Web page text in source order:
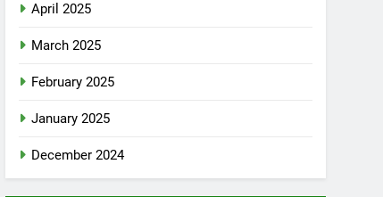
April 2025
March 2025
February 2025
January 2025
December 2024